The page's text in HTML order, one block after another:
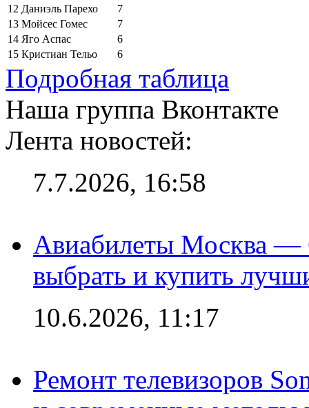
12 Даниэль Парехо
7
13 Мойсес Гомес
7
14 Яго Аспас
6
15 Кристиан Тельо 6
Подробная таблица
Наша группа Вконтакте
Лента новостей:
7.7.2026, 16:58
Авиабилеты Москва —
выбрать и купить
10.6.2026, 11:17
Ремонт телевизоров